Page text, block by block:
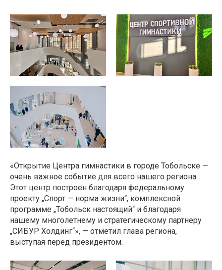
«Открытие Центра гимнастики в городе Тобольске —
очень важное событие для всего нашего региона.
Этот центр построен благодаря федеральному
проекту „Спорт — норма жизни“, комплексной
программе „Тобольск настоящий“ и благодаря
нашему многолетнему и стратегическому партнеру
„СИБУР Холдинг“», — отметил глава региона,
выступая перед президентом.